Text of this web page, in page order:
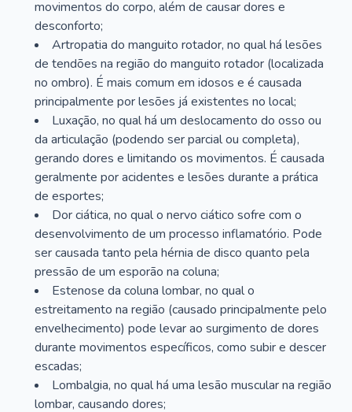
movimentos do corpo, além de causar dores e
desconforto;
Artropatia do manguito rotador, no qual há lesões
de tendões na região do manguito rotador (localizada
no ombro). É mais comum em idosos e é causada
principalmente por lesões já existentes no local;
Luxação, no qual há um deslocamento do osso ou
da articulação (podendo ser parcial ou completa),
gerando dores e limitando os movimentos. É causada
geralmente por acidentes e lesões durante a prática
de esportes;
Dor ciática, no qual o nervo ciático sofre com o
desenvolvimento de um processo inflamatório. Pode
ser causada tanto pela hérnia de disco quanto pela
pressão de um esporão na coluna;
Estenose da coluna lombar, no qual o
estreitamento na região (causado principalmente pelo
envelhecimento) pode levar ao surgimento de dores
durante movimentos específicos, como subir e descer
escadas;
Lombalgia, no qual há uma lesão muscular na região
lombar, causando dores;